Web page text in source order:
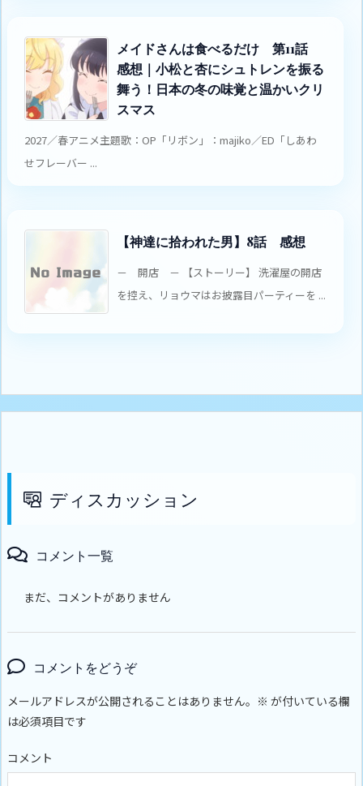
メイドさんは食べるだけ 第11話
感想｜小松と杏にシュトレンを振る
舞う！日本の冬の味覚と温かいクリ
スマス
2027／春アニメ主題歌：OP「リボン」：majiko／ED「しあわ
せフレーバー ...
【神達に拾われた男】8話 感想
－ 開店 － 【ストーリー】 洗濯屋の開店
を控え、リョウマはお披露目パーティーを ...
ディスカッション
コメント一覧
まだ、コメントがありません
コメントをどうぞ
メールアドレスが公開されることはありません。 ※ が付いている欄
は必須項目です
コメント